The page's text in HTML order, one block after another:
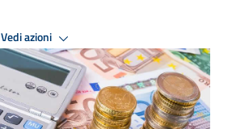
Vedi azioni